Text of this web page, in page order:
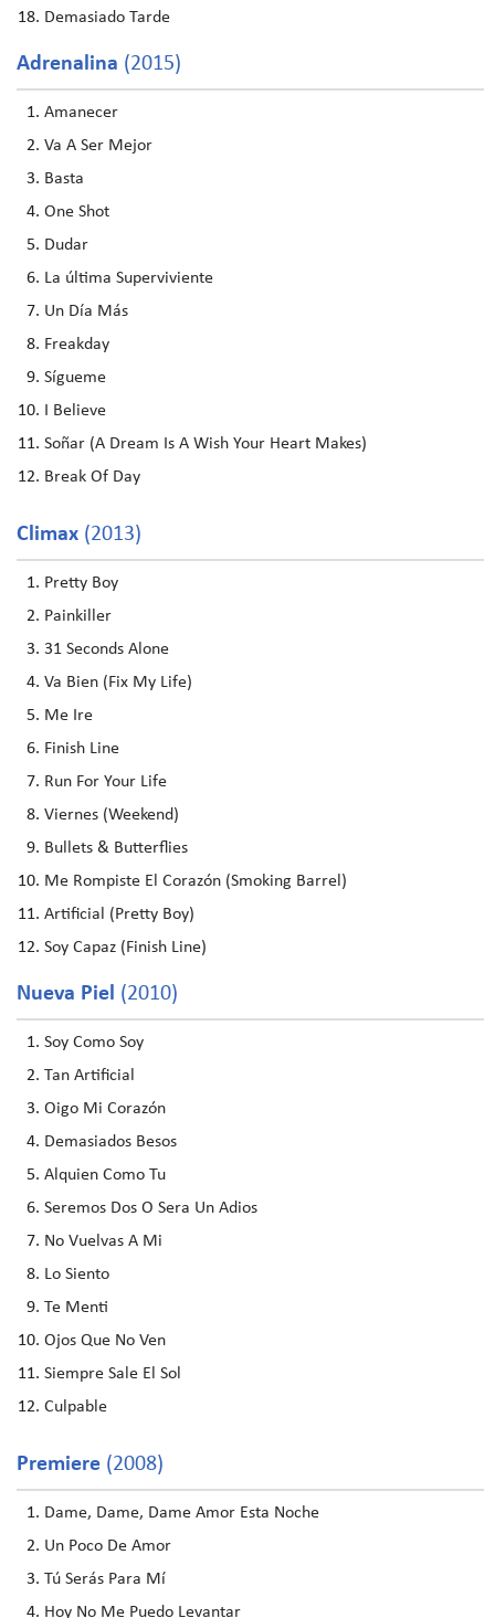
Demasiado Tarde
Adrenalina (2015)
Amanecer
Va A Ser Mejor
Basta
One Shot
Dudar
La última Superviviente
Un Día Más
Freakday
Sígueme
I Believe
Soñar (A Dream Is A Wish Your Heart Makes)
Break Of Day
Climax (2013)
Pretty Boy
Painkiller
31 Seconds Alone
Va Bien (Fix My Life)
Me Ire
Finish Line
Run For Your Life
Viernes (Weekend)
Bullets & Butterflies
Me Rompiste El Corazón (Smoking Barrel)
Artificial (Pretty Boy)
Soy Capaz (Finish Line)
Nueva Piel (2010)
Soy Como Soy
Tan Artificial
Oigo Mi Corazón
Demasiados Besos
Alquien Como Tu
Seremos Dos O Sera Un Adios
No Vuelvas A Mi
Lo Siento
Te Menti
Ojos Que No Ven
Siempre Sale El Sol
Culpable
Premiere (2008)
Dame, Dame, Dame Amor Esta Noche
Un Poco De Amor
Tú Serás Para Mí
Hoy No Me Puedo Levantar